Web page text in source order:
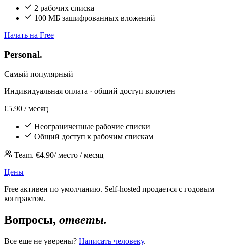
2 рабочих списка
100 МБ зашифрованных вложений
Начать на Free
Personal.
Самый популярный
Индивидуальная оплата · общий доступ включен
€5.90 / месяц
Неограниченные рабочие списки
Общий доступ к рабочим спискам
Team. €4.90/ место / месяц
Цены
Free активен по умолчанию. Self-hosted продается с годовым
контрактом.
Вопросы, ответы.
Все еще не уверены? Написать человеку.